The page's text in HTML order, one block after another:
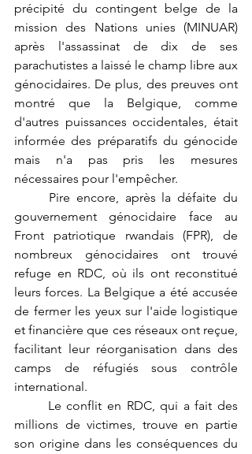
précipité du contingent belge de la
mission des Nations unies (MINUAR)
après l'assassinat de dix de ses
parachutistes a laissé le champ libre aux
génocidaires. De plus, des preuves ont
montré que la Belgique, comme
d'autres puissances occidentales, était
informée des préparatifs du génocide
mais n'a pas pris les mesures
nécessaires pour l'empêcher.
gouvernement génocidaire face au
Front patriotique rwandais (FPR), de
nombreux génocidaires ont trouvé
refuge en RDC, où ils ont reconstitué
leurs forces. La Belgique a été accusée
de fermer les yeux sur l'aide logistique
et financière que ces réseaux ont reçue,
facilitant leur réorganisation dans des
camps de réfugiés sous contrôle
international.
millions de victimes, trouve en partie
son origine dans les conséquences du